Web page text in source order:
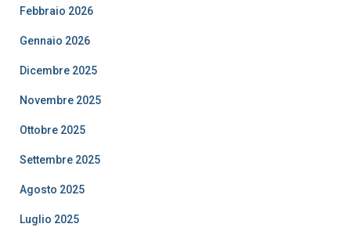
Febbraio 2026
Gennaio 2026
Dicembre 2025
Novembre 2025
Ottobre 2025
Settembre 2025
Agosto 2025
Luglio 2025